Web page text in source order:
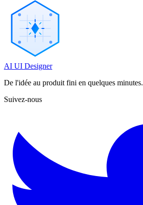
AI UI Designer
De l'idée au produit fini en quelques minutes.
Suivez-nous